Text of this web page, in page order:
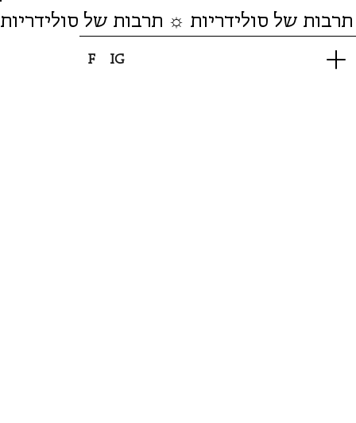
F IG
של סולידריות ☼ תרבות של סולידריות